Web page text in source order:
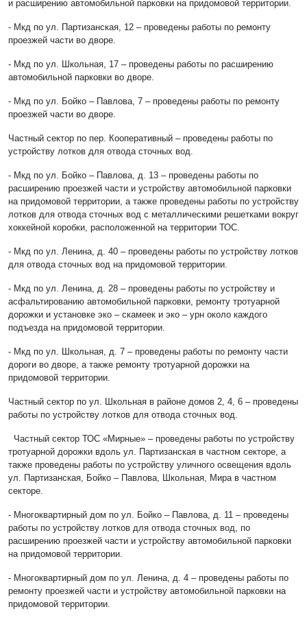
и расширению автомобильной парковки на придомовой территории.
- Мкд по ул. Партизанская, 12 – проведены работы по ремонту
проезжей части во дворе.
- Мкд по ул. Школьная, 17 – проведены работы по расширению
автомобильной парковки во дворе.
- Мкд по ул. Бойко – Павлова, 7 – проведены работы по ремонту
проезжей части во дворе.
Частный сектор по пер. Кооперативный – проведены работы по
устройству лотков для отвода сточных вод.
- Мкд по ул. Бойко – Павлова, д. 13 – проведены работы по
расширению проезжей части и устройству автомобильной парковки
на придомовой территории, а также проведены работы по устройству
лотков для отвода сточных вод с металлическими решетками вокруг
хоккейной коробки, расположенной на территории ТОС.
- Мкд по ул. Ленина, д. 40 – проведены работы по устройству лотков
для отвода сточных вод на придомовой территории.
- Мкд по ул. Ленина, д. 28 – проведены работы по устройству и
асфальтированию автомобильной парковки, ремонту тротуарной
дорожки и установке эко – скамеек и эко – урн около каждого
подъезда на придомовой территории.
- Мкд по ул. Школьная, д. 7 – проведены работы по ремонту части
дороги во дворе, а также ремонту тротуарной дорожки на
придомовой территории.
Частный сектор по ул. Школьная в районе домов 2, 4, 6 – проведены
работы по устройству лотков для отвода сточных вод.
Частный сектор ТОС «Мирные» – проведены работы по устройству
тротуарной дорожки вдоль ул. Партизанская в частном секторе, а
также проведены работы по устройству уличного освещения вдоль
ул. Партизанская, Бойко – Павлова, Школьная, Мира в частном
секторе.
- Многоквартирный дом по ул. Бойко – Павлова, д. 11 – проведены
работы по устройству лотков для отвода сточных вод, по
расширению проезжей части и устройству автомобильной парковки
на придомовой территории.
- Многоквартирный дом по ул. Ленина, д. 4 – проведены работы по
ремонту проезжей части и устройству автомобильной парковки на
придомовой территории.